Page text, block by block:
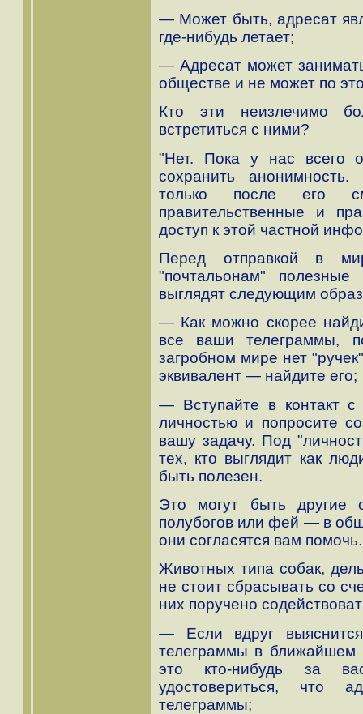
— Может быть, адресат
где-нибудь летает;
— Адресат может
обществе и не может по
Кто эти неизлечимо
встретиться с ними?
"Нет. Пока у нас всего
сохранить
только после его
правительственные и
доступ к этой частной
Перед отправкой в
"почтальонам"
выглядят следующим
— Как можно скорее
все ваши телеграммы,
загробном мире нет
эквивалент — найдите его;
— Вступайте в контакт с
личностью и попросите
вашу задачу. Под
тех, кто выглядит как
быть полезен.
Это могут быть другие
полубогов или фей — в
они согласятся вам помочь.
Животных типа собак,
не стоит сбрасывать со
них поручено
— Если вдруг
телеграммы в ближайшем
это кто-нибудь за
удостовериться, что
телеграммы;